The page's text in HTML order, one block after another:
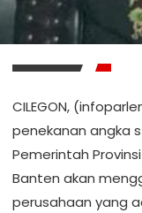
CILEGON,
penekanan angka
Pemerintah
Banten akan
perusahaan yang